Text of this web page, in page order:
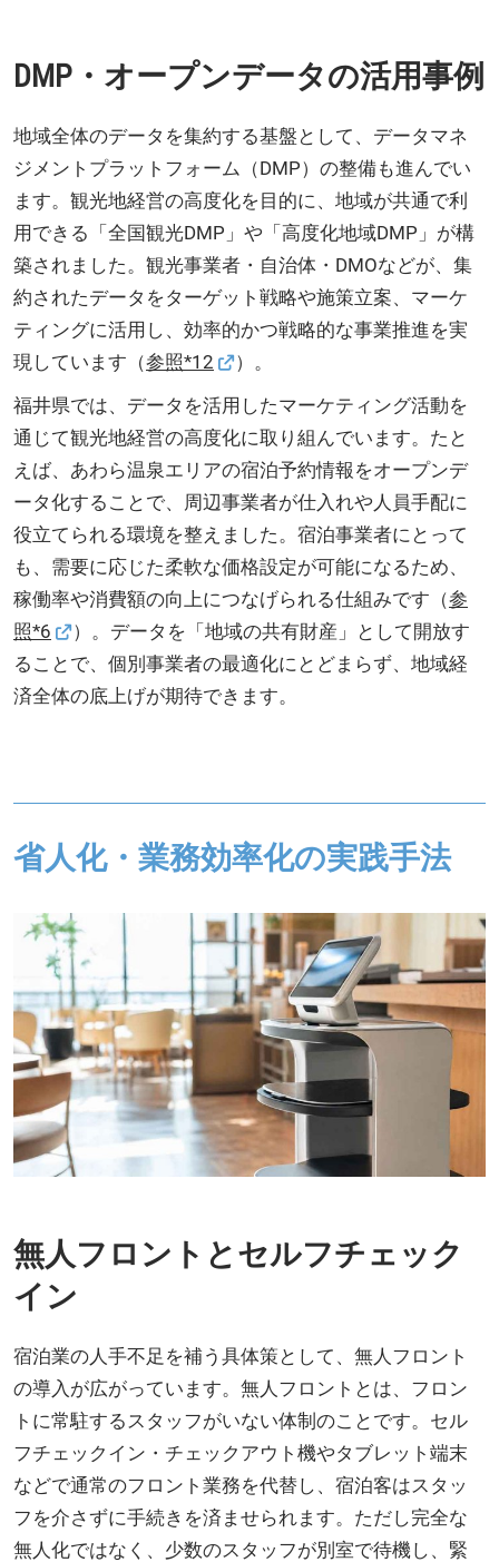
DMP・オープンデータの活用事例
地域全体のデータを集約する基盤として、データマネ
ジメントプラットフォーム（DMP）の整備も進んでい
ます。観光地経営の高度化を目的に、地域が共通で利
用できる「全国観光DMP」や「高度化地域DMP」が構
築されました。観光事業者・自治体・DMOなどが、集
約されたデータをターゲット戦略や施策立案、マーケ
ティングに活用し、効率的かつ戦略的な事業推進を実
現しています（参照*12
）。
福井県では、データを活用したマーケティング活動を
通じて観光地経営の高度化に取り組んでいます。たと
えば、あわら温泉エリアの宿泊予約情報をオープンデ
ータ化することで、周辺事業者が仕入れや人員手配に
役立てられる環境を整えました。宿泊事業者にとって
も、需要に応じた柔軟な価格設定が可能になるため、
稼働率や消費額の向上につなげられる仕組みです（参
照*6
）。データを「地域の共有財産」として開放す
ることで、個別事業者の最適化にとどまらず、地域経
済全体の底上げが期待できます。
省人化・業務効率化の実践手法
無人フロントとセルフチェック
イン
宿泊業の人手不足を補う具体策として、無人フロント
の導入が広がっています。無人フロントとは、フロン
トに常駐するスタッフがいない体制のことです。セル
フチェックイン・チェックアウト機やタブレット端末
などで通常のフロント業務を代替し、宿泊客はスタッ
フを介さずに手続きを済ませられます。ただし完全な
無人化ではなく、少数のスタッフが別室で待機し、緊